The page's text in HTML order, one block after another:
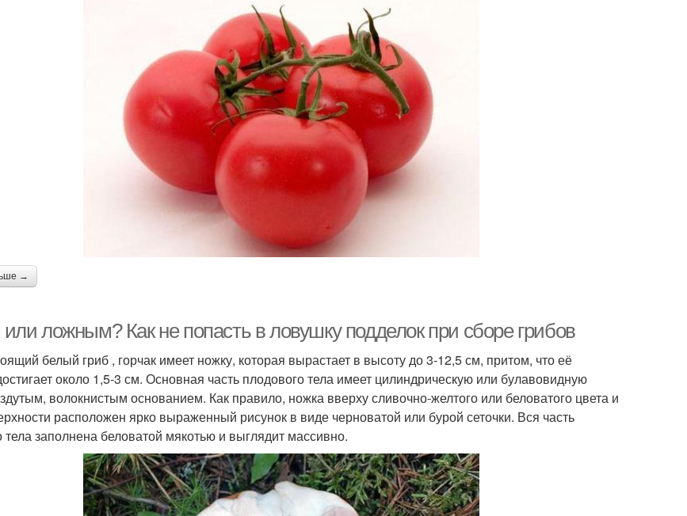
→
ложным? Как не попасть в ловушку подделок при сборе грибов
белый гриб , горчак имеет ножку, которая вырастает в высоту до 3-12,5 см, притом, что её
около 1,5-3 см. Основная часть плодового тела имеет цилиндрическую или булавовидную
волокнистым основанием. Как правило, ножка вверху сливочно-желтого или беловатого цвета и
расположен ярко выраженный рисунок в виде черноватой или бурой сеточки. Вся часть
тела заполнена беловатой мякотью и выглядит массивно.